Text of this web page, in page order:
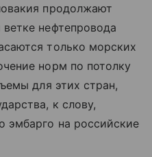
продолжают
нефтепровода
только морских
норм по потолку
для этих стран,
к слову,
эмбарго на российские